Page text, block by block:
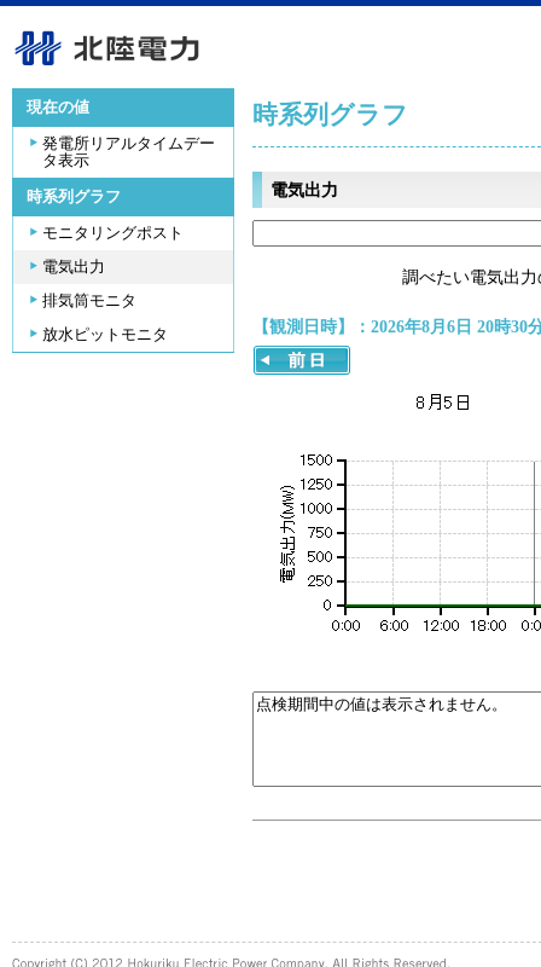
現在の値
発電所リアルタイムデー
タ表示
時系列グラフ
モニタリングポスト
電気出力
排気筒モニタ
放水ピットモニタ
時系列グラフ
電気出力
調べたい電気出
【観測日時】：2026年8月6日 20時30